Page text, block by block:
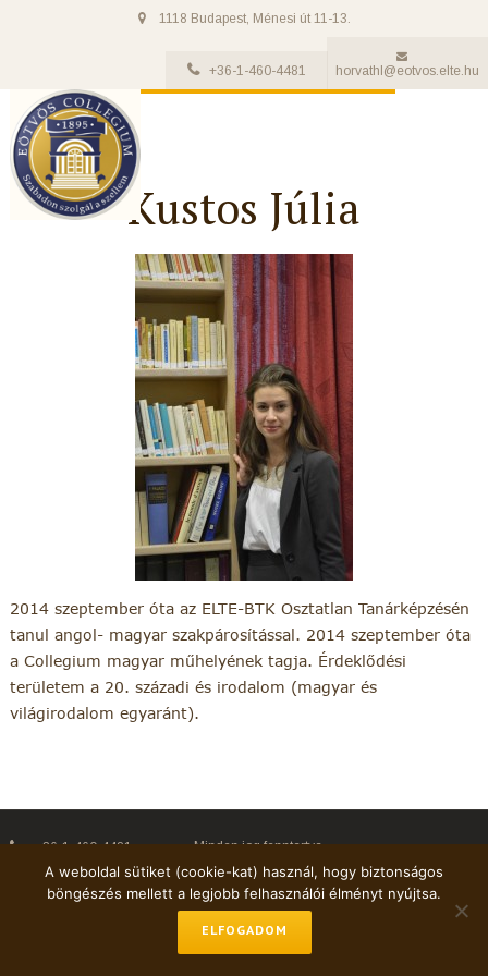
1118 Budapest, Ménesi út 11-13.
+36-1-460-4481 horvathl@eotvos.elte.hu
Kustos Júlia
2014 szeptember óta az ELTE-BTK Osztatlan Tanárképzésén
tanul angol- magyar szakpárosítással. 2014 szeptember óta
a Collegium magyar műhelyének tagja. Érdeklődési
területem a 20. századi és irodalom (magyar és
világirodalom egyaránt).
+36-1-460-4481
horvathl@eotvos.elte.hu
Minden jog fenntartva
A weboldal sütiket (cookie-kat) használ, hogy biztonságos
böngészés mellett a legjobb felhasználói élményt nyújtsa.
ELFOGADOM